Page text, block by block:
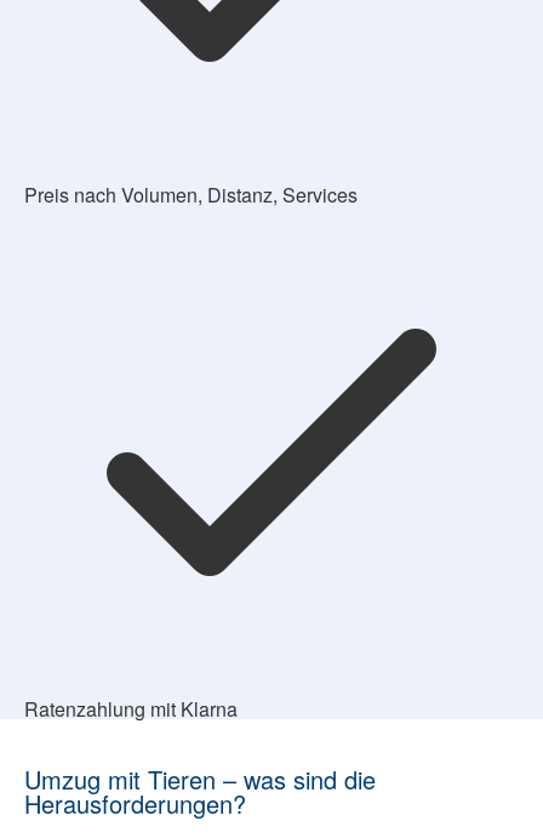
Preis nach Volumen, Distanz, Services
Ratenzahlung mit Klarna
Umzug mit Tieren – was sind die
Herausforderungen?